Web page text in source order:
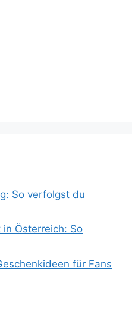
So verfolgst du
Österreich: So
für Fans